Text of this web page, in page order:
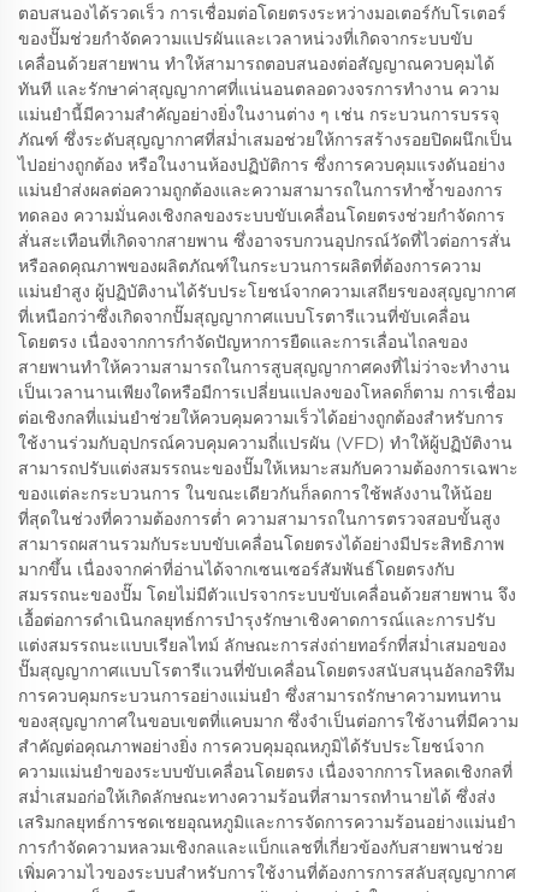
ตอบสนองได้รวดเร็ว การเชื่อมต่อโดยตรงระหว่างมอเตอร์กับโรเตอร์
ของปั๊มช่วยกำจัดความแปรผันและเวลาหน่วงที่เกิดจากระบบขับ
เคลื่อนด้วยสายพาน ทำให้สามารถตอบสนองต่อสัญญาณควบคุมได้
ทันที และรักษาค่าสุญญากาศที่แน่นอนตลอดวงจรการทำงาน ความ
แม่นยำนี้มีความสำคัญอย่างยิ่งในงานต่าง ๆ เช่น กระบวนการบรรจุ
ภัณฑ์ ซึ่งระดับสุญญากาศที่สม่ำเสมอช่วยให้การสร้างรอยปิดผนึกเป็น
ไปอย่างถูกต้อง หรือในงานห้องปฏิบัติการ ซึ่งการควบคุมแรงดันอย่าง
แม่นยำส่งผลต่อความถูกต้องและความสามารถในการทำซ้ำของการ
ทดลอง ความมั่นคงเชิงกลของระบบขับเคลื่อนโดยตรงช่วยกำจัดการ
สั่นสะเทือนที่เกิดจากสายพาน ซึ่งอาจรบกวนอุปกรณ์วัดที่ไวต่อการสั่น
หรือลดคุณภาพของผลิตภัณฑ์ในกระบวนการผลิตที่ต้องการความ
แม่นยำสูง ผู้ปฏิบัติงานได้รับประโยชน์จากความเสถียรของสุญญากาศ
ที่เหนือกว่าซึ่งเกิดจากปั๊มสุญญากาศแบบโรตารีแวนที่ขับเคลื่อน
โดยตรง เนื่องจากการกำจัดปัญหาการยืดและการเลื่อนไถลของ
สายพานทำให้ความสามารถในการสูบสุญญากาศคงที่ไม่ว่าจะทำงาน
เป็นเวลานานเพียงใดหรือมีการเปลี่ยนแปลงของโหลดก็ตาม การเชื่อม
ต่อเชิงกลที่แม่นยำช่วยให้ควบคุมความเร็วได้อย่างถูกต้องสำหรับการ
ใช้งานร่วมกับอุปกรณ์ควบคุมความถี่แปรผัน (VFD) ทำให้ผู้ปฏิบัติงาน
สามารถปรับแต่งสมรรถนะของปั๊มให้เหมาะสมกับความต้องการเฉพาะ
ของแต่ละกระบวนการ ในขณะเดียวกันก็ลดการใช้พลังงานให้น้อย
ที่สุดในช่วงที่ความต้องการต่ำ ความสามารถในการตรวจสอบขั้นสูง
สามารถผสานรวมกับระบบขับเคลื่อนโดยตรงได้อย่างมีประสิทธิภาพ
มากขึ้น เนื่องจากค่าที่อ่านได้จากเซนเซอร์สัมพันธ์โดยตรงกับ
สมรรถนะของปั๊ม โดยไม่มีตัวแปรจากระบบขับเคลื่อนด้วยสายพาน จึง
เอื้อต่อการดำเนินกลยุทธ์การบำรุงรักษาเชิงคาดการณ์และการปรับ
แต่งสมรรถนะแบบเรียลไทม์ ลักษณะการส่งถ่ายทอร์กที่สม่ำเสมอของ
ปั๊มสุญญากาศแบบโรตารีแวนที่ขับเคลื่อนโดยตรงสนับสนุนอัลกอริทึม
การควบคุมกระบวนการอย่างแม่นยำ ซึ่งสามารถรักษาความทนทาน
ของสุญญากาศในขอบเขตที่แคบมาก ซึ่งจำเป็นต่อการใช้งานที่มีความ
สำคัญต่อคุณภาพอย่างยิ่ง การควบคุมอุณหภูมิได้รับประโยชน์จาก
ความแม่นยำของระบบขับเคลื่อนโดยตรง เนื่องจากการโหลดเชิงกลที่
สม่ำเสมอก่อให้เกิดลักษณะทางความร้อนที่สามารถทำนายได้ ซึ่งส่ง
เสริมกลยุทธ์การชดเชยอุณหภูมิและการจัดการความร้อนอย่างแม่นยำ
การกำจัดความหลวมเชิงกลและแบ็กแลชที่เกี่ยวข้องกับสายพานช่วย
เพิ่มความไวของระบบสำหรับการใช้งานที่ต้องการการสลับสุญญากาศ